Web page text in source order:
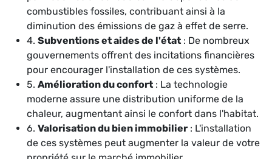
combustibles fossiles, contribuant ainsi à la
diminution des émissions de gaz à effet de serre.
4. Subventions et aides de l'état : De nombreux
gouvernements offrent des incitations financières
pour encourager l'installation de ces systèmes.
5. Amélioration du confort : La technologie
moderne assure une distribution uniforme de la
chaleur, augmentant ainsi le confort dans l'habitat.
6. Valorisation du bien immobilier : L'installation
de ces systèmes peut augmenter la valeur de votre